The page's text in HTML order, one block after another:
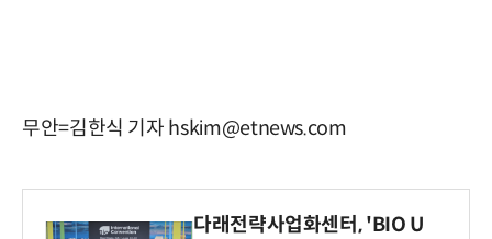
무안=김한식 기자 hskim@etnews.com
다래전략사업화센터, 'BIO U